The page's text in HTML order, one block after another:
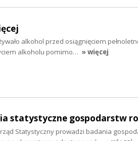
alkohol przed osiągnięciem
alkoholu pomimo… » więcej
statystyczne gospodarstw
Statystyczny prowadzi badania